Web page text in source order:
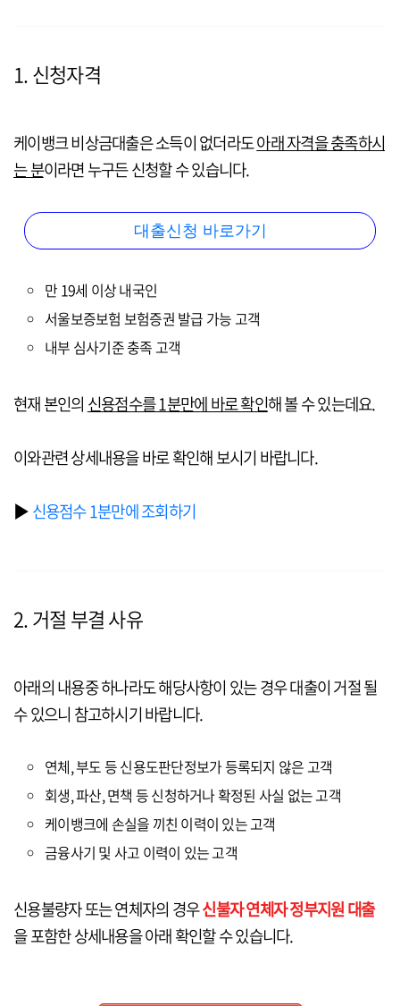
1. 신청자격
케이뱅크 비상금대출은 소득이 없더라도아래 자격을 충족하시
는 분이라면 누구든 신청할 수 있습니다.
대출신청 바로가기
만 19세 이상 내국인
서울보증보험 보험증권 발급 가능 고객
내부 심사기준 충족 고객
현재 본인의 신용점수를 1분만에 바로 확인해 볼 수 있는데요.
이와관련 상세내용을 바로 확인해 보시기 바랍니다.
▶신용점수 1분만에 조회하기
2. 거절 부결 사유
아래의 내용중 하나라도 해당사항이 있는 경우 대출이 거절 될
수 있으니 참고하시기 바랍니다.
연체, 부도 등 신용도판단정보가 등록되지 않은 고객
회생, 파산, 면책 등 신청하거나 확정된 사실 없는 고객
케이뱅크에 손실을 끼친 이력이 있는 고객
금융사기 및 사고 이력이 있는 고객
신용불량자 또는 연체자의 경우신불자 연체자 정부지원 대출
을 포함한 상세내용을 아래 확인할 수 있습니다.